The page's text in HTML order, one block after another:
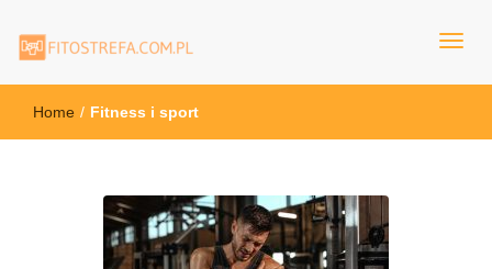
FitoStrefa.com.pl
Home / Fitness i sport